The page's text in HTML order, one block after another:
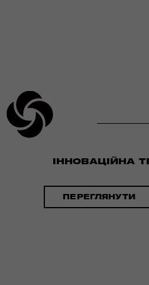
ІННОВАЦІЙНА
ПЕРЕГЛЯНУТИ